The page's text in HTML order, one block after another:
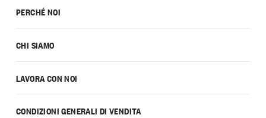
PERCHÉ NOI
CHI SIAMO
LAVORA CON NOI
CONDIZIONI GENERALI DI VENDITA